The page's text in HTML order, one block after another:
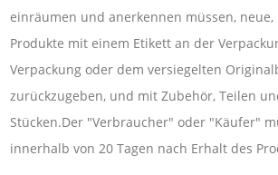
einräumen und anerkennen müssen,
Produkte mit einem Etikett an der
Verpackung oder dem versiegelten
zurückzugeben, und mit Zubehör, Teilen
Stücken.Der "Verbraucher" oder "Käufer"
innerhalb von 20 Tagen nach Erhalt des